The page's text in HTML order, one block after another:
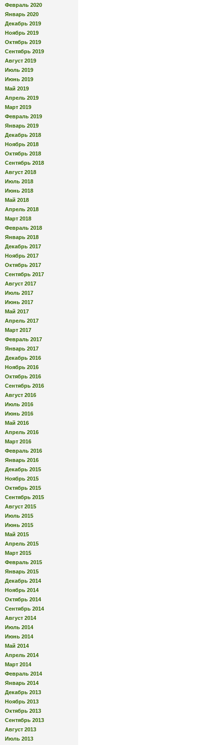
Февраль 2020
Январь 2020
Декабрь 2019
Ноябрь 2019
Октябрь 2019
Сентябрь 2019
Август 2019
Июль 2019
Июнь 2019
Май 2019
Апрель 2019
Март 2019
Февраль 2019
Январь 2019
Декабрь 2018
Ноябрь 2018
Октябрь 2018
Сентябрь 2018
Август 2018
Июль 2018
Июнь 2018
Май 2018
Апрель 2018
Март 2018
Февраль 2018
Январь 2018
Декабрь 2017
Ноябрь 2017
Октябрь 2017
Сентябрь 2017
Август 2017
Июль 2017
Июнь 2017
Май 2017
Апрель 2017
Март 2017
Февраль 2017
Январь 2017
Декабрь 2016
Ноябрь 2016
Октябрь 2016
Сентябрь 2016
Август 2016
Июль 2016
Июнь 2016
Май 2016
Апрель 2016
Март 2016
Февраль 2016
Январь 2016
Декабрь 2015
Ноябрь 2015
Октябрь 2015
Сентябрь 2015
Август 2015
Июль 2015
Июнь 2015
Май 2015
Апрель 2015
Март 2015
Февраль 2015
Январь 2015
Декабрь 2014
Ноябрь 2014
Октябрь 2014
Сентябрь 2014
Август 2014
Июль 2014
Июнь 2014
Май 2014
Апрель 2014
Март 2014
Февраль 2014
Январь 2014
Декабрь 2013
Ноябрь 2013
Октябрь 2013
Сентябрь 2013
Август 2013
Июль 2013